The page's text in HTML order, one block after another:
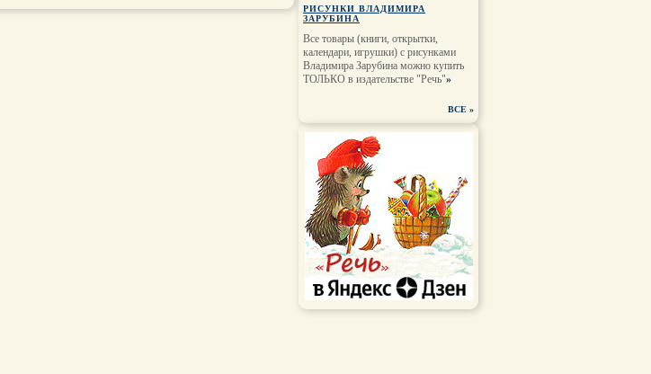
РИСУНКИ ВЛАДИМИРА
ЗАРУБИНА
Все товары (книги, открытки,
календари, игрушки) с рисунками
Владимира Зарубина можно купить
ТОЛЬКО в издательстве "Речь"»
ВСЕ »